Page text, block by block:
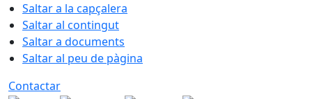
Saltar a la capçalera
Saltar al contingut
Saltar a documents
Saltar al peu de pàgina
Contactar